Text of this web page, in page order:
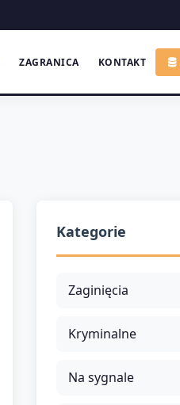
ZAGRANICA KONTAKT
Kategorie
Zaginięcia
Kryminalne
Na sygnale